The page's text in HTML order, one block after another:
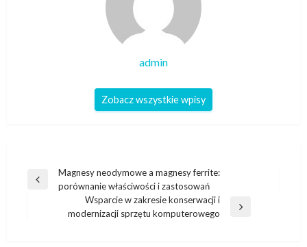
admin
Zobacz wszystkie wpisy
Nawigacja
wpisu
Poprzedni
Magnesy neodymowe a magnesy ferrite:
porównanie właściwości i zastosowań
Następny
Wsparcie w zakresie konserwacji i
modernizacji sprzętu komputerowego